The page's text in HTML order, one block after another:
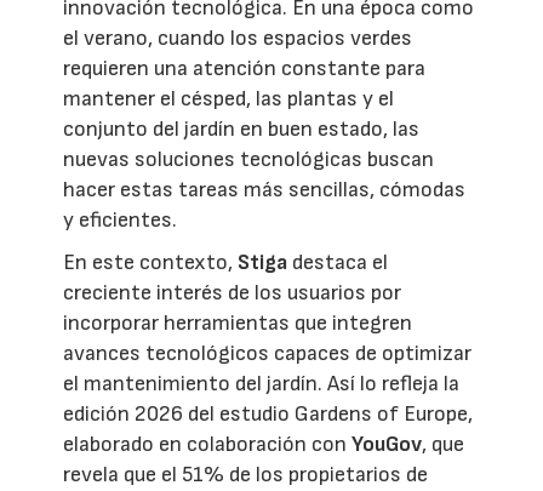
innovación tecnológica. En una época como
el verano, cuando los espacios verdes
requieren una atención constante para
mantener el césped, las plantas y el
conjunto del jardín en buen estado, las
nuevas soluciones tecnológicas buscan
hacer estas tareas más sencillas, cómodas
y eficientes.
En este contexto, Stiga destaca el
creciente interés de los usuarios por
incorporar herramientas que integren
avances tecnológicos capaces de optimizar
el mantenimiento del jardín. Así lo refleja la
edición 2026 del estudio Gardens of Europe,
elaborado en colaboración conYouGov, que
revela que el 51% de los propietarios de